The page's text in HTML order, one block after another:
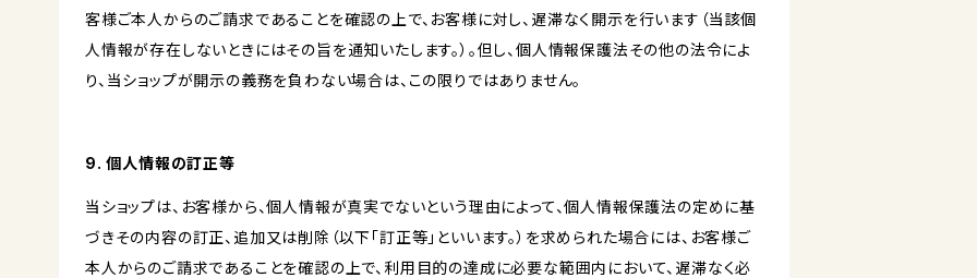
客様ご本人からのご請求であることを確認の上で、お客様に対し、遅滞なく開示を行います（当該個
人情報が存在しないときにはその旨を通知いたします。）。但し、個人情報保護法その他の法令によ
り、当ショップが開示の義務を負わない場合は、この限りではありません。
9. 個人情報の訂正等
当ショップは、お客様から、個人情報が真実でないという理由によって、個人情報保護法の定めに基
づきその内容の訂正、追加又は削除（以下「訂正等」といいます。）を求められた場合には、お客様ご
本人からのご請求であることを確認の上で、利用目的の達成に必要な範囲内において、遅滞なく必